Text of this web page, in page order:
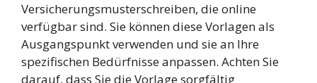
Versicherungsmusterschreiben, die online
verfügbar sind. Sie können diese Vorlagen als
Ausgangspunkt verwenden und sie an Ihre
spezifischen Bedürfnisse anpassen. Achten Sie
darauf, dass Sie die Vorlage sorgfältig